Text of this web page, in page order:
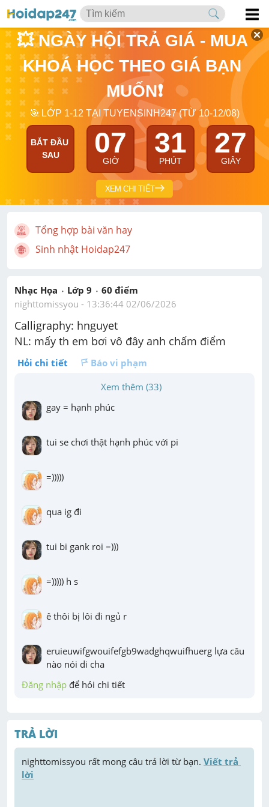
💥 NGÀY HỘI TRẢ GIÁ - MUA
KHOÁ HỌC THEO GIÁ BẠN
MUỐN❗
🎯 LỚP 1-12 TẠI TUYENSINH247 (TỪ 10-12/08)
BẮT ĐẦU
SAU
07
GIỜ
31
PHÚT
26
GIÂY
XEM CHI TIẾT
Tổng hợp bài văn hay
Sinh nhật Hoidap247
Nhạc Họa Lớp 9 60 điểm
nighttomissyou - 13:36:44 02/06/2026
Calligraphy: hnguyet
NL: mấy th em bơi vô đây anh chấm điểm
Hỏi chi tiết
Báo vi phạm
Xem thêm (33)
gay = hạnh phúc
tui se chơi thật hạnh phúc với pi
=)))))
qua ig đi
tui bi gank roi =)))
=))))) h s
ê thôi bị lôi đi ngủ r
eruieuwifgwouifefgb9wadghqwuifhuerg lựa câu
nào nói di cha
Đăng nhập để hỏi chi tiết
TRẢ LỜI
nighttomissyou rất mong câu trả lời từ bạn. Viết trả
lời